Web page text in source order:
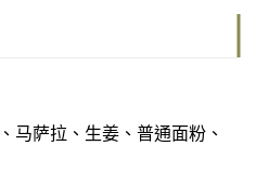
马萨拉、生姜、普通面粉、